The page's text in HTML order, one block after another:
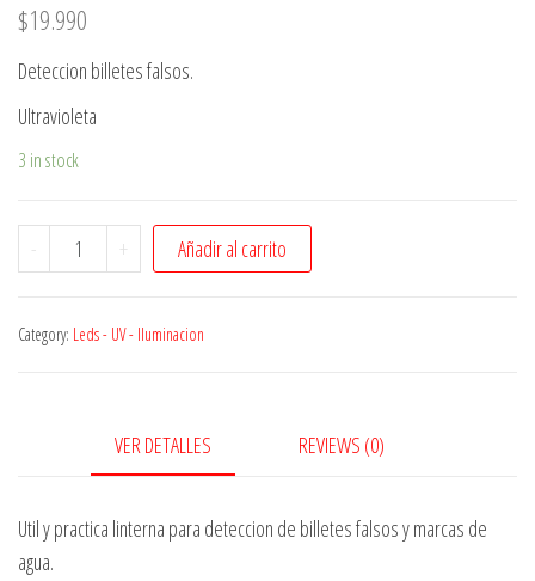
$19.990
Deteccion billetes falsos.
Ultravioleta
3 in stock
-
Linterna
UV
quantity
+ Añadir al carrito
Category: Leds - UV - Iluminacion
VER DETALLES REVIEWS (0)
Util y practica linterna para deteccion de billetes falsos y marcas de
agua.